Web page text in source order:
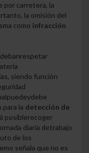
por carretera, la
tanto, la omisión del
como infracción
respetar
siendo función
puedeydebe
la detección de
posiblerecoger
diaria detrabajo
de los
señala que no es